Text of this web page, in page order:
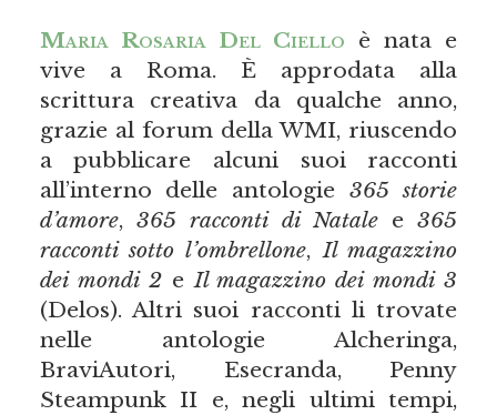
Maria Rosaria Del Ciello è nata e
vive a Roma. È approdata alla
scrittura creativa da qualche anno,
grazie al forum della WMI, riuscendo
a pubblicare alcuni suoi racconti
all’interno delle antologie 365 storie
d’amore, 365 racconti di Natalee365
racconti sotto l’ombrellone,Il magazzino
dei mondi 2eIl magazzino dei mondi 3
(Delos). Altri suoi racconti li trovate
nelle antologie Alcheringa,
BraviAutori, Esecranda, Penny
Steampunk II e, negli ultimi tempi,